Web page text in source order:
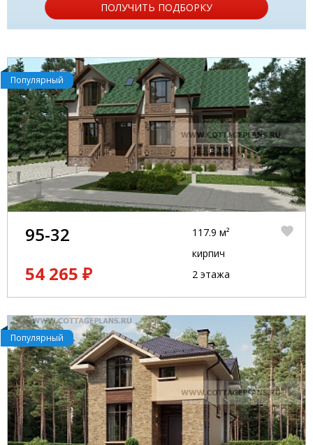
ПОЛУЧИТЬ ПОДБОРКУ
Популярный
95-32
54 265 ₽
117.9 м²
кирпич
2 этажа
Популярный